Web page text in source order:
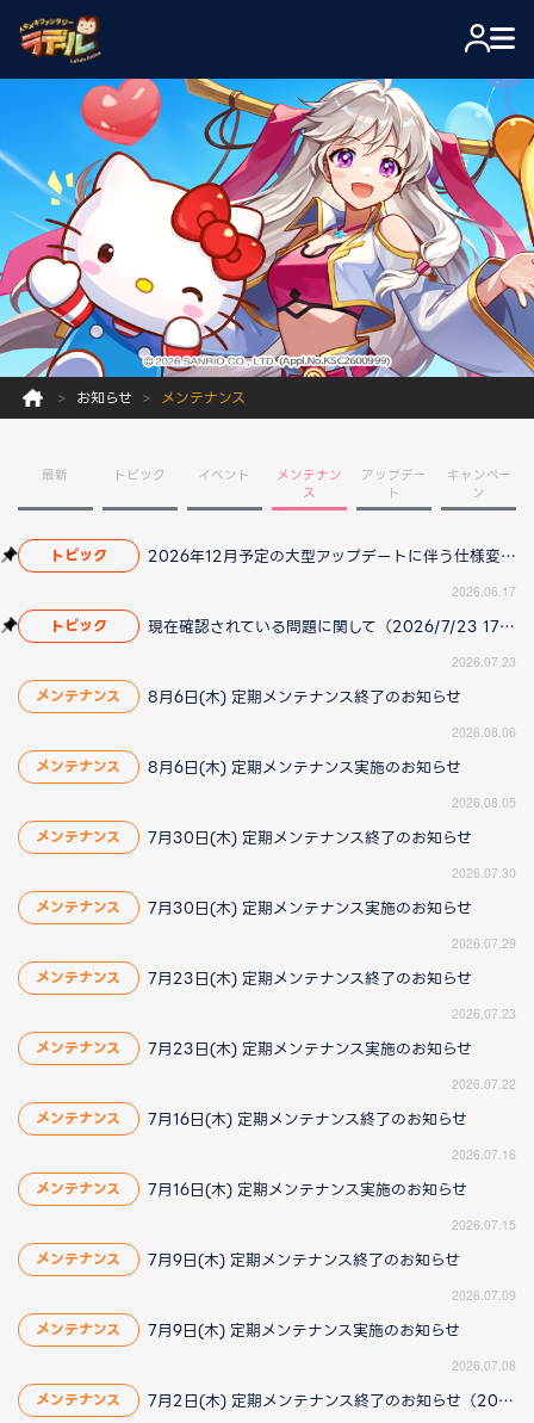
お知らせ メンテナンス
最新 トピック イベント
メンテナン
ス
アップデー
ト
キャンペー
ン
トピック 2026年12月予定の大型アップデートに伴う仕様変更のお知らせ
2026.06.17
トピック 現在確認されている問題に関して（2026/7/23 17:00更新）
2026.07.23
メンテナンス 8月6日(木) 定期メンテナンス終了のお知らせ
2026.08.06
メンテナンス 8月6日(木) 定期メンテナンス実施のお知らせ
2026.08.05
メンテナンス 7月30日(木) 定期メンテナンス終了のお知らせ
2026.07.30
メンテナンス 7月30日(木) 定期メンテナンス実施のお知らせ
2026.07.29
メンテナンス 7月23日(木) 定期メンテナンス終了のお知らせ
2026.07.23
メンテナンス 7月23日(木) 定期メンテナンス実施のお知らせ
2026.07.22
メンテナンス 7月16日(木) 定期メンテナンス終了のお知らせ
2026.07.16
メンテナンス 7月16日(木) 定期メンテナンス実施のお知らせ
2026.07.15
メンテナンス 7月9日(木) 定期メンテナンス終了のお知らせ
2026.07.09
メンテナンス 7月9日(木) 定期メンテナンス実施のお知らせ
2026.07.08
メンテナンス 7月2日(木) 定期メンテナンス終了のお知らせ（2026/7/2 16:25更新）